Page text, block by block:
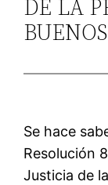
DE LA
Se hace
Resolución
Justicia de